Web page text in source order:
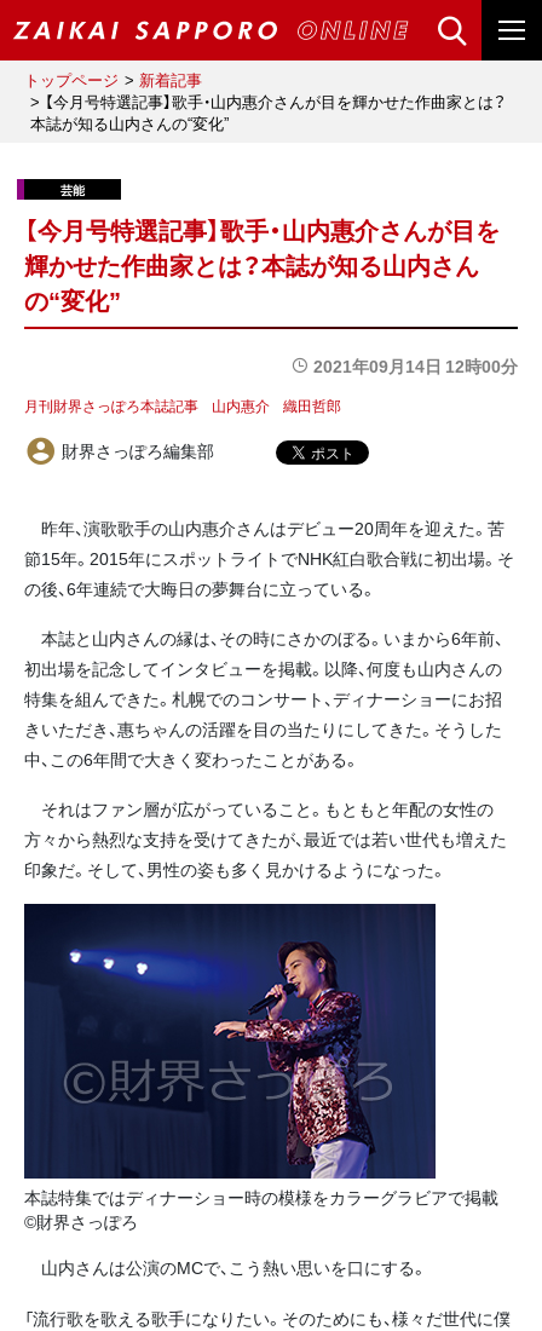
トップページ
新着記事
【今月号特選記事】歌手・山内惠介さんが目を輝かせた作曲家とは？
本誌が知る山内さんの“変化”
【今月号特選記事】歌手・山内惠介さんが目を
輝かせた作曲家とは？本誌が知る山内さん
の“変化”
2021年09月14日 12時00分
月刊財界さっぽろ本誌記事 山内惠介 織田哲郎
財界さっぽろ編集部
昨年、演歌歌手の山内惠介さんはデビュー20周年を迎えた。苦
節15年。2015年にスポットライトでNHK紅白歌合戦に初出場。そ
の後、6年連続で大晦日の夢舞台に立っている。
本誌と山内さんの縁は、その時にさかのぼる。いまから6年前、
初出場を記念してインタビューを掲載。以降、何度も山内さんの
特集を組んできた。札幌でのコンサート、ディナーショーにお招
きいただき、惠ちゃんの活躍を目の当たりにしてきた。そうした
中、この6年間で大きく変わったことがある。
それはファン層が広がっていること。もともと年配の女性の
方々から熱烈な支持を受けてきたが、最近では若い世代も増えた
印象だ。そして、男性の姿も多く見かけるようになった。
本誌特集ではディナーショー時の模様をカラーグラビアで掲載
©財界さっぽろ
山内さんは公演のMCで、こう熱い思いを口にする。
「流行歌を歌える歌手になりたい。そのためにも、様々だ世代に僕